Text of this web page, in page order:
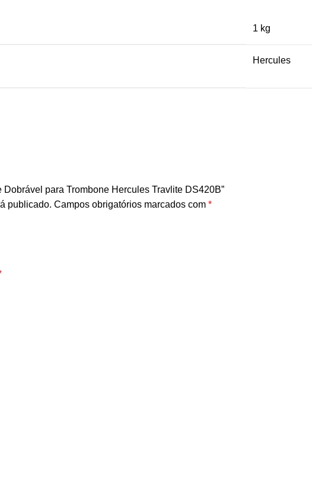
1 kg
Hercules
Dobrável para Trombone Hercules Travlite DS420B”
publicado. Campos obrigatórios marcados com *